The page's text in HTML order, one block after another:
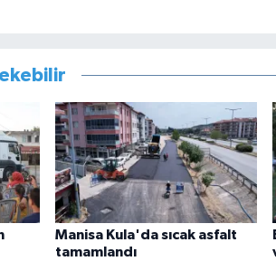
Manisa Kula'da sıcak asfalt
tamamlandı